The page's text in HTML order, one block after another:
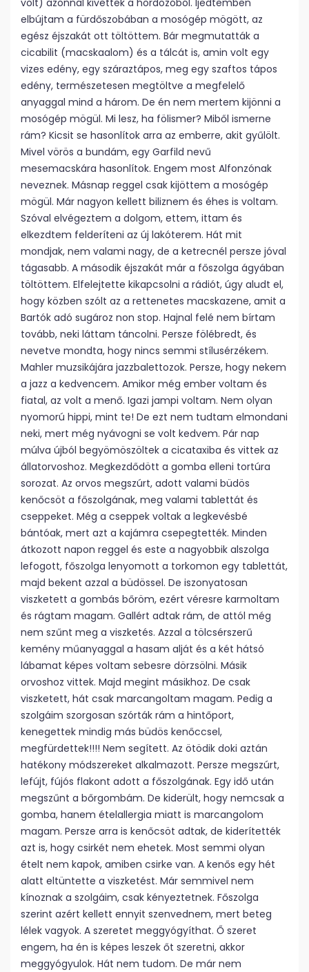
volt) azonnal kivettek a hordozóból. Ijedtemben
elbújtam a fürdőszobában a mosógép mögött, az
egész éjszakát ott töltöttem. Bár megmutatták a
cicabilit (macskaalom) és a tálcát is, amin volt egy
vizes edény, egy száraztápos, meg egy szaftos tápos
edény, természetesen megtöltve a megfelelő
anyaggal mind a három. De én nem mertem kijönni a
mosógép mögül. Mi lesz, ha fölismer? Miből ismerne
rám? Kicsit se hasonlítok arra az emberre, akit gyűlölt.
Mivel vörös a bundám, egy Garfild nevű
mesemacskára hasonlítok. Engem most Alfonzónak
neveznek. Másnap reggel csak kijöttem a mosógép
mögül. Már nagyon kellett biliznem és éhes is voltam.
Szóval elvégeztem a dolgom, ettem, ittam és
elkezdtem felderíteni az új lakóterem. Hát mit
mondjak, nem valami nagy, de a ketrecnél persze jóval
tágasabb. A második éjszakát már a főszolga ágyában
töltöttem. Elfelejtette kikapcsolni a rádiót, úgy aludt el,
hogy közben szólt az a rettenetes macskazene, amit a
Bartók adó sugároz non stop. Hajnal felé nem bírtam
tovább, neki láttam táncolni. Persze fölébredt, és
nevetve mondta, hogy nincs semmi stílusérzékem.
Mahler muzsikájára jazzbalettozok. Persze, hogy nekem
a jazz a kedvencem. Amikor még ember voltam és
fiatal, az volt a menő. Igazi jampi voltam. Nem olyan
nyomorú hippi, mint te! De ezt nem tudtam elmondani
neki, mert még nyávogni se volt kedvem. Pár nap
múlva újból begyömöszöltek a cicataxiba és vittek az
állatorvoshoz. Megkezdődött a gomba elleni tortúra
sorozat. Az orvos megszúrt, adott valami büdös
kenőcsöt a főszolgának, meg valami tablettát és
cseppeket. Még a cseppek voltak a legkevésbé
bántóak, mert azt a kajámra csepegtették. Minden
átkozott napon reggel és este a nagyobbik alszolga
lefogott, főszolga lenyomott a torkomon egy tablettát,
majd bekent azzal a büdössel. De iszonyatosan
viszketett a gombás bőröm, ezért véresre karmoltam
és rágtam magam. Gallért adtak rám, de attól még
nem szűnt meg a viszketés. Azzal a tölcsérszerű
kemény műanyaggal a hasam alját és a két hátsó
lábamat képes voltam sebesre dörzsölni. Másik
orvoshoz vittek. Majd megint másikhoz. De csak
viszketett, hát csak marcangoltam magam. Pedig a
szolgáim szorgosan szórták rám a hintőport,
kenegettek mindig más büdös kenőccsel,
megfürdettek!!!! Nem segített. Az ötödik doki aztán
hatékony módszereket alkalmazott. Persze megszúrt,
lefújt, fújós flakont adott a főszolgának. Egy idő után
megszűnt a bőrgombám. De kiderült, hogy nemcsak a
gomba, hanem ételallergia miatt is marcangolom
magam. Persze arra is kenőcsöt adtak, de kiderítették
azt is, hogy csirkét nem ehetek. Most semmi olyan
ételt nem kapok, amiben csirke van. A kenős egy hét
alatt eltüntette a viszketést. Már semmivel nem
kínoznak a szolgáim, csak kényeztetnek. Főszolga
szerint azért kellett ennyit szenvednem, mert beteg
lélek vagyok. A szeretet meggyógyíthat. Ő szeret
engem, ha én is képes leszek őt szeretni, akkor
meggyógyulok. Hát nem tudom. De már nem